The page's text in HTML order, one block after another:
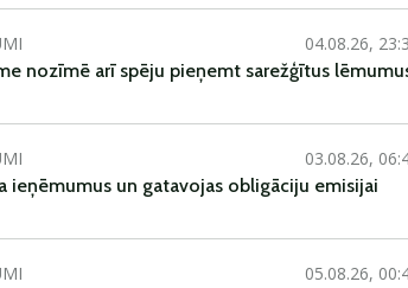
04.08.26,
nozīmē arī spēju pieņemt sarežģītus
03.08.26,
ieņēmumus un gatavojas obligāciju emisijai
05.08.26,